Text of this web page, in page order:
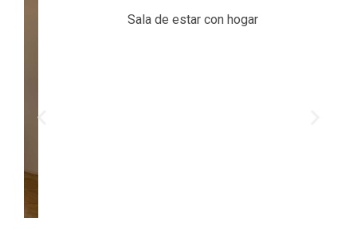
Sala de estar con hogar